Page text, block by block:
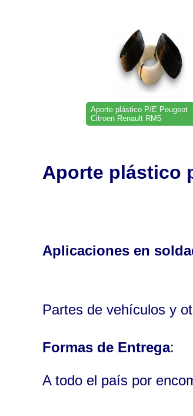
Aporte plástico P/E Peugeot
Citroen Renault RM5
Aporte plástico
Aplicaciones en
Partes de vehículos y
Formas de Entrega:
A todo el país por